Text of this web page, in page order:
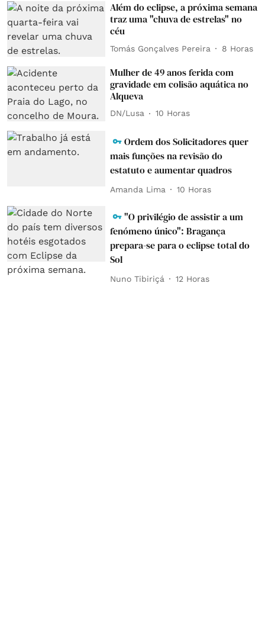
Além do eclipse, a próxima semana
traz uma "chuva de estrelas" no
céu
Tomás Gonçalves Pereira 8 Horas
Mulher de 49 anos ferida com
gravidade em colisão aquática no
Alqueva
DN/Lusa 10 Horas
Ordem dos Solicitadores quer
mais funções na revisão do
estatuto e aumentar quadros
Amanda Lima 10 Horas
"O privilégio de assistir a um
fenómeno único": Bragança
prepara-se para o eclipse total do
Sol
Nuno Tibiriçá 12 Horas